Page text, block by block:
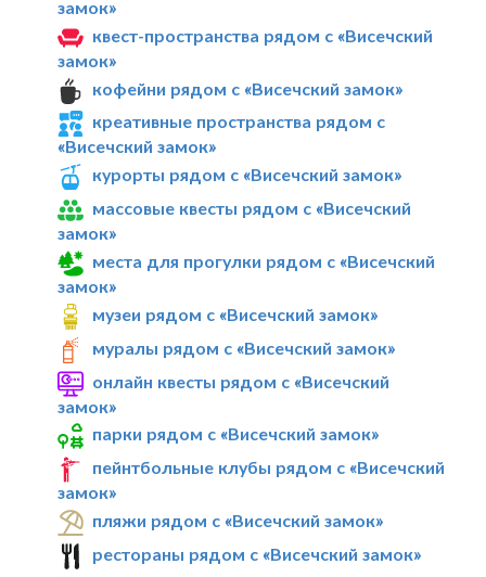
замок»
квест-пространства рядом с «Висечский
замок»
кофейни рядом с «Висечский замок»
креативные пространства рядом с
«Висечский замок»
курорты рядом с «Висечский замок»
массовые квесты рядом с «Висечский
замок»
места для прогулки рядом с «Висечский
замок»
музеи рядом с «Висечский замок»
муралы рядом с «Висечский замок»
онлайн квесты рядом с «Висечский
замок»
парки рядом с «Висечский замок»
пейнтбольные клубы рядом с «Висечский
замок»
пляжи рядом с «Висечский замок»
рестораны рядом с «Висечский замок»